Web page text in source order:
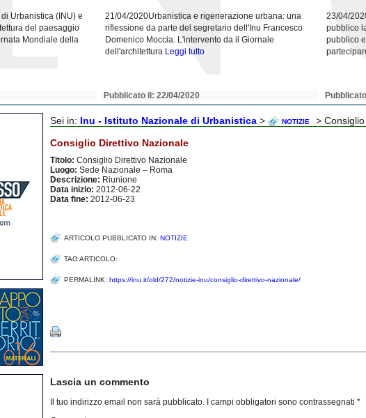
Urbanistica (INU) e
del paesaggio
Mondiale della
21/04/2020Urbanistica e rigenerazione urbana: una
riflessione da parte del segretario dell'Inu Francesco
Domenico Moccia. L'intervento da il Giornale
dell'architettura Leggi tutto
Pubblicato il: 22/04/2020
23/04/
pubblico
pubblico
Sei in: Inu - Istituto Nazionale di Urbanistica > NOTIZIE
>
Consiglio Direttivo Nazionale
Titolo: Consiglio Direttivo Nazionale
Luogo: Sede Nazionale – Roma
Descrizione: Riunione
Data inizio: 2012-06-22
Data fine: 2012-06-23
ARTICOLO PUBBLICATO IN: NOTIZIE
TAG ARTICOLO:
PERMALINK: https://inu.it/old/272/notizie-inu/consiglio-direttivo-nazionale/
Lascia un commento
Il tuo indirizzo email non sarà pubblicato. I campi obbligatori sono contrassegnati *